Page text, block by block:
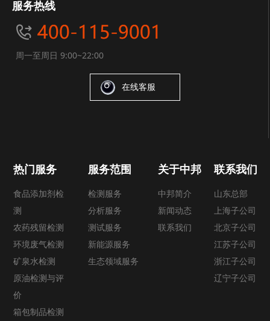
热门服务
食品添加剂检
测
农药残留检测
环境废气检测
矿泉水检测
原油检测与评
价
箱包制品检测
服务范围
检测服务
分析服务
测试服务
新能源服务
生态领域服务
关于中邦
中邦简介
新闻动态
联系我们
联系我们
山东总部
上海子公司
北京子公司
江苏子公司
浙江子公司
辽宁子公司
服务热线
周一至周日 9:00~22:00
在线客服